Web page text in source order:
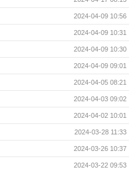
2024-04-09 10:56
2024-04-09 10:31
2024-04-09 10:30
2024-04-09 09:01
2024-04-05 08:21
2024-04-03 09:02
2024-04-02 10:01
2024-03-28 11:33
2024-03-26 10:37
2024-03-22 09:53